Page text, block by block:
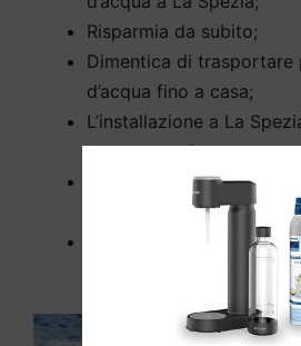
Risparmia da subito;
Dimentica di trasportare
d’acqua fino a casa;
L’installazione a La
opere murarie;
Rimuove tutti gli
tua casa a La Spezia;
Elimina cloro e calcare